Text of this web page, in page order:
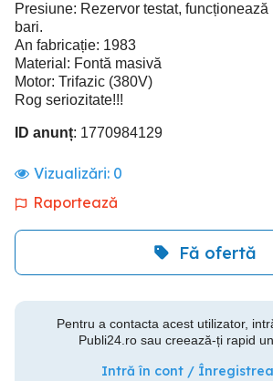
Presiune: Rezervor testat, funcționează
bari.
An fabricație: 1983
Material: Fontă masivă
Motor: Trifazic (380V)
Rog seriozitate!!!
ID anunț: 1770984129
Vizualizări: 0
Raportează
Fă ofertă
Pentru a contacta acest utilizator,
Publi24.ro sau creează-ți rapid
Intră în cont /